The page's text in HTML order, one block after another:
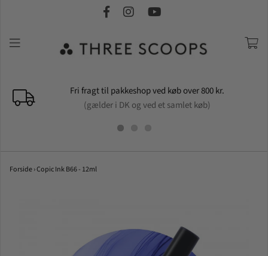
Fri fragt til pakkeshop ved køb over 800 kr.
(gælder i DK og ved et samlet køb)
Forside›Copic Ink B66 - 12ml